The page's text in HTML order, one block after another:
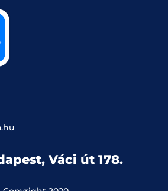
Váci út 178.